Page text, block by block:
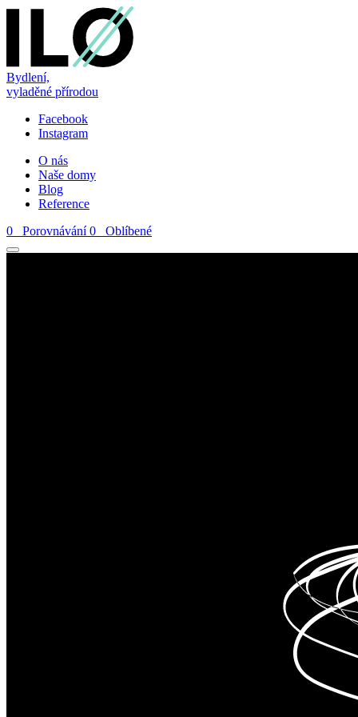
Bydlení,
vyladěné přírodou
Facebook
Instagram
O nás
Naše domy
Blog
Reference
0
Porovnávání 0 Oblíbené